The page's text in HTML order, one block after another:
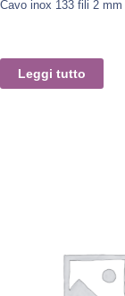
Cavo inox 133 fili 2 mm
Leggi tutto